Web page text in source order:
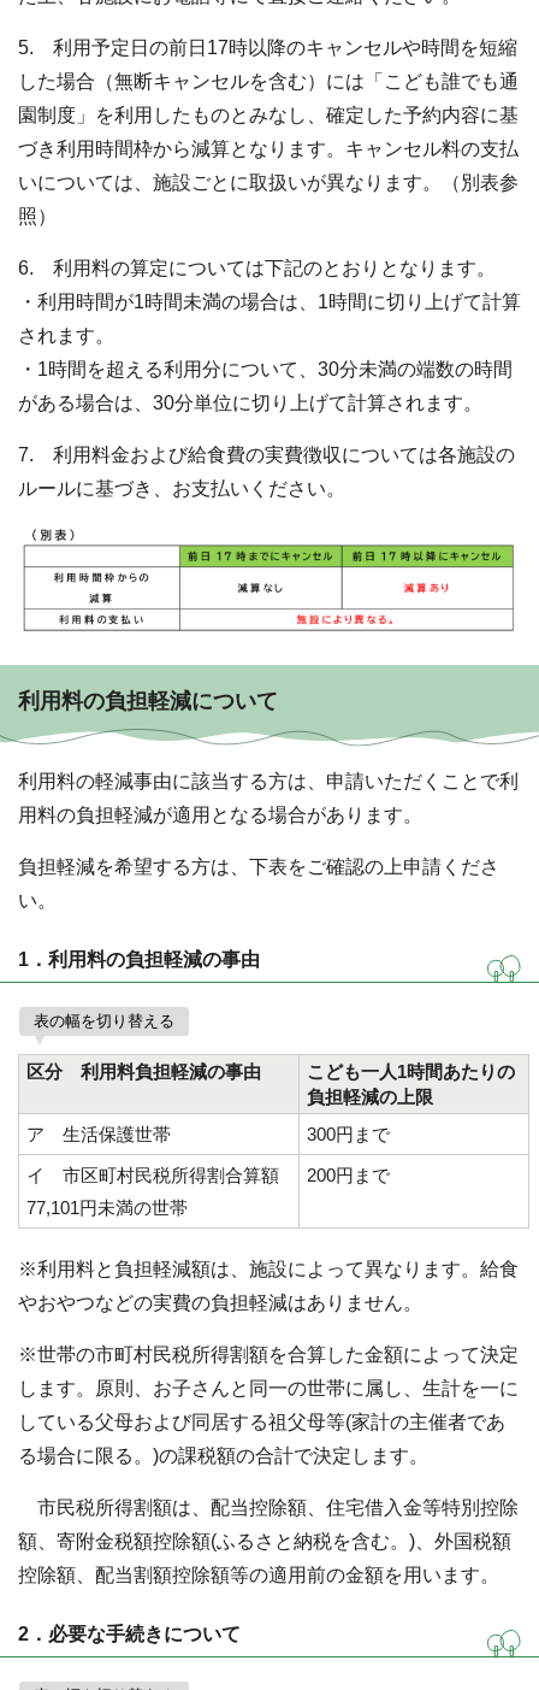
5. 利用予定日の前日17時以降のキャンセルや時間を短縮
した場合（無断キャンセルを含む）には「こども誰でも通
園制度」を利用したものとみなし、確定した予約内容に基
づき利用時間枠から減算となります。キャンセル料の支払
いについては、施設ごとに取扱いが異なります。（別表参
照）
6. 利用料の算定については下記のとおりとなります。
・利用時間が1時間未満の場合は、1時間に切り上げて計算
されます。
・1時間を超える利用分について、30分未満の端数の時間
がある場合は、30分単位に切り上げて計算されます。
7. 利用料金および給食費の実費徴収については各施設の
ルールに基づき、お支払いください。
利用料の負担軽減について
利用料の軽減事由に該当する方は、申請いただくことで利
用料の負担軽減が適用となる場合があります。
負担軽減を希望する方は、下表をご確認の上申請くださ
い。
1．利用料の負担軽減の事由
表の幅を切り替える
区分 利用料負担軽減の事由
こども一人1時間あたりの
負担軽減の上限
ア 生活保護世帯
300円まで
イ 市区町村民税所得割合算額
77,101円未満の世帯
200円まで
※利用料と負担軽減額は、施設によって異なります。給食
やおやつなどの実費の負担軽減はありません。
※世帯の市町村民税所得割額を合算した金額によって決定
します。原則、お子さんと同一の世帯に属し、生計を一に
している父母および同居する祖父母等(家計の主催者であ
る場合に限る。)の課税額の合計で決定します。
市民税所得割額は、配当控除額、住宅借入金等特別控除
額、寄附金税額控除額(ふるさと納税を含む。)、外国税額
控除額、配当割額控除額等の適用前の金額を用います。
2．必要な手続きについて